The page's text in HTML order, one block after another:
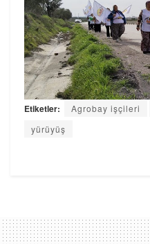
Etiketler: Agrobay işçileri
yürüyüş